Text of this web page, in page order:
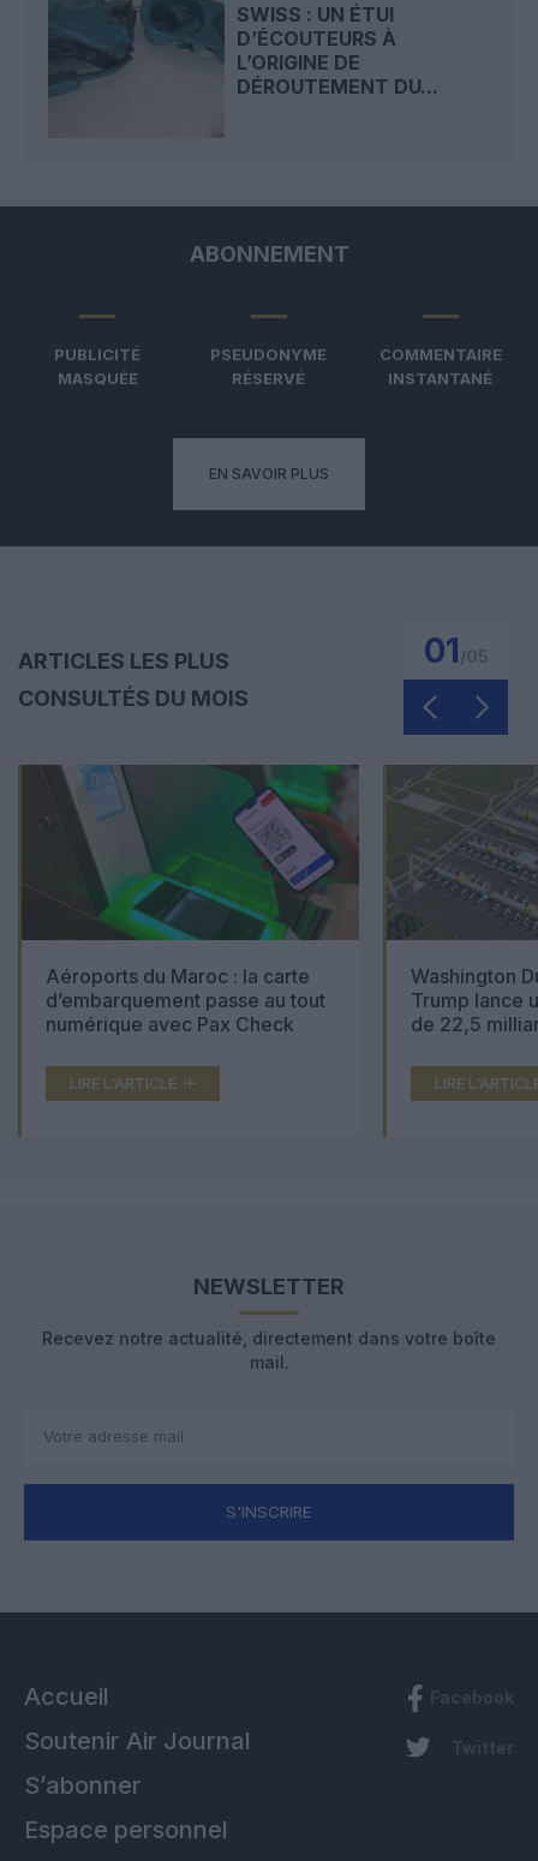
SWISS : UN ÉTUI
D’ÉCOUTEURS À
L’ORIGINE DE
DÉROUTEMENT DU...
ABONNEMENT
PUBLICITÉ
MASQUÉE
PSEUDONYME
RÉSERVÉ
COMMENTAIRE
INSTANTANÉ
EN SAVOIR PLUS
ARTICLES LES PLUS
CONSULTÉS DU MOIS
01
Aéroports du Maroc : la carte
d’embarquement passe au tout
numérique avec Pax Check
LIRE L'ARTICLE
Washington
Trump lance
de 22,5
LIRE
NEWSLETTER
Recevez notre actualité, directement dans votre boîte
mail.
S'INSCRIRE
Accueil
Soutenir Air Journal
S’abonner
Espace personnel